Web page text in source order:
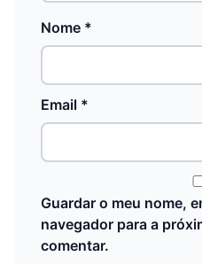
Nome *
Email *
Guardar o meu nome,
navegador para a
comentar.